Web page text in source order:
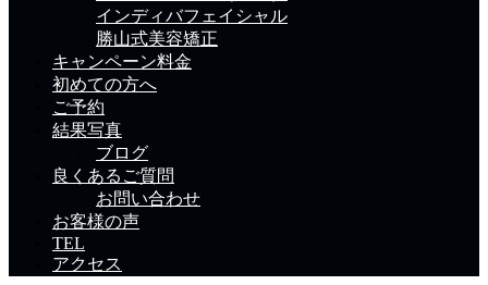
インディバフェイシャル
勝山式美容矯正
キャンペーン料金
初めての方へ
ご予約
結果写真
ブログ
良くあるご質問
お問い合わせ
お客様の声
TEL
アクセス